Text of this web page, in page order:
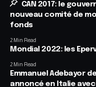
CAN 2017: le
nouveau comité de
fonds
2 Min Read
Mondial 2022: les
2 Min Read
Emmanuel Adebayor
annoncé en Italie avec